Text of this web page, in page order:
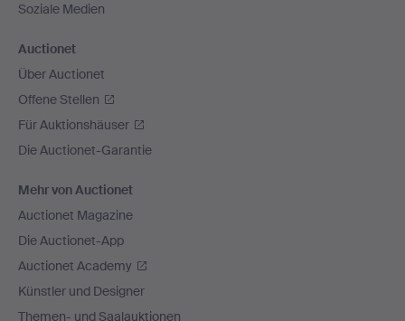
Soziale Medien
Auctionet
Über Auctionet
Offene Stellen
Für Auktionshäuser
Die Auctionet-Garantie
Mehr von Auctionet
Auctionet Magazine
Die Auctionet-App
Auctionet Academy
Künstler und Designer
Themen- und Saalauktionen